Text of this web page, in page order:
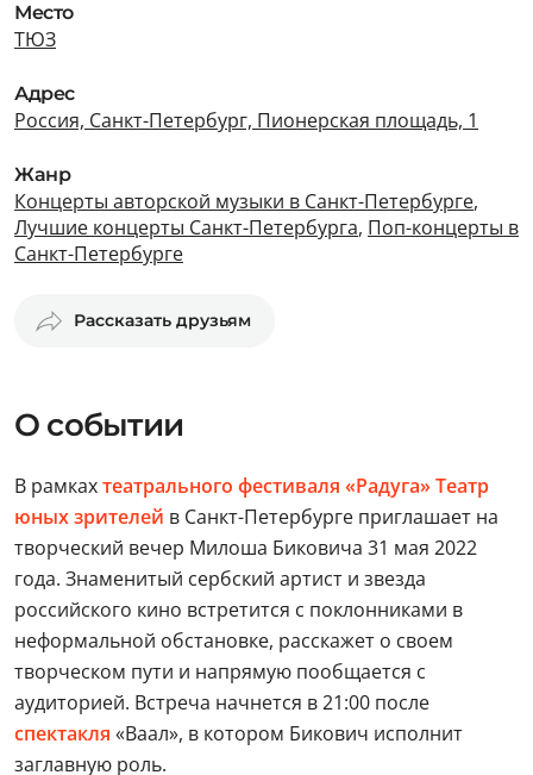
Место
ТЮЗ
Адрес
Россия, Санкт-Петербург, Пионерская площадь, 1
Жанр
Концерты авторской музыки в Санкт-Петербурге,
Лучшие концерты Санкт-Петербурга, Поп-концерты в
Санкт-Петербурге
Рассказать друзьям
О событии
В рамкахтеатрального фестиваля «Радуга»Театр
юных зрителей в Санкт-Петербурге приглашает на
творческий вечер Милоша Биковича 31 мая 2022
года. Знаменитый сербский артист и звезда
российского кино встретится с поклонниками в
неформальной обстановке, расскажет о своем
творческом пути и напрямую пообщается с
аудиторией. Встреча начнется в 21:00 после
спектакля «Ваал», в котором Бикович исполнит
заглавную роль.